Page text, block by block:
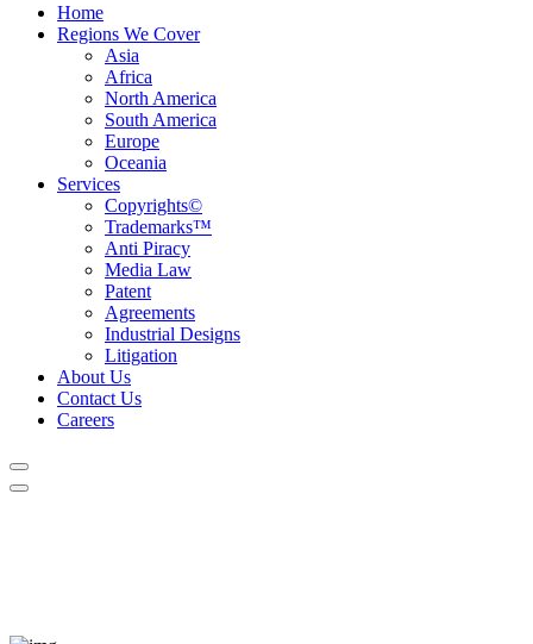
Home
Regions We Cover
Asia
Africa
North America
South America
Europe
Oceania
Services
Copyrights©
Trademarks™
Anti Piracy
Media Law
Patent
Agreements
Industrial Designs
Litigation
About Us
Contact Us
Careers